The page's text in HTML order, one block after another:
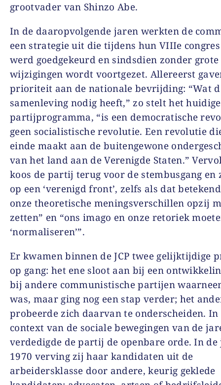
grootvader van Shinzo Abe.
In de daaropvolgende jaren werkten de
een strategie uit die tijdens hun VIIIe
werd goedgekeurd en sindsdien zonder grote
wijzigingen wordt voortgezet. Allereerst
prioriteit aan de nationale bevrijding: “Wat
samenleving nodig heeft,” zo stelt het huidige
partijprogramma, “is een democratische
geen socialistische revolutie. Een revolutie
einde maakt aan de buitengewone
van het land aan de Verenigde Staten.”
koos de partij terug voor de stembusgang en
op een ‘verenigd front’, zelfs als dat
onze theoretische meningsverschillen opzij
zetten” en “ons imago en onze retoriek
‘normaliseren’”.
Er kwamen binnen de JCP twee gelijktijdige
op gang: het ene sloot aan bij een
bij andere communistische partijen
was, maar ging nog een stap verder; het
probeerde zich daarvan te onderscheiden. In
context van de sociale bewegingen van de
verdedigde de partij de openbare orde. In
1970 verving zij haar kandidaten uit de
arbeidersklasse door andere, keurig geklede